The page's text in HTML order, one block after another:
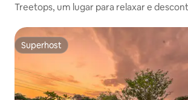
Treetops, um lugar para relaxar e
Superhost
Superhost